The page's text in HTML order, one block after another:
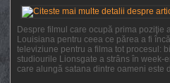
Despre filmul care ocupă prima poziţie
Louisiana pentru ceea ce părea a fi
televiziune pentru a filma tot procesul:
studiourile Lionsgate a strâns în week-
care alungă satana dintre oameni este